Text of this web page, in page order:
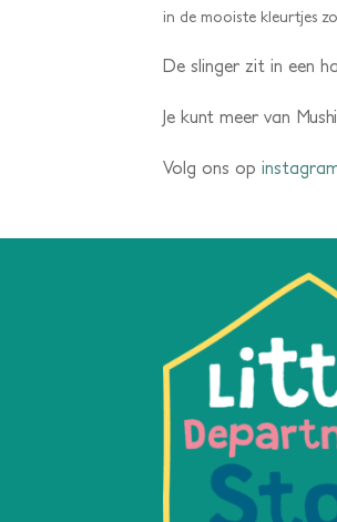
in de mooiste kleurtjes
De slinger zit in een
Je kunt meer van
Volg ons op